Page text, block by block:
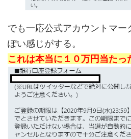
でも一応公式アカウントマー
ぽい感じがする。
これは本当に１０万円当たっ